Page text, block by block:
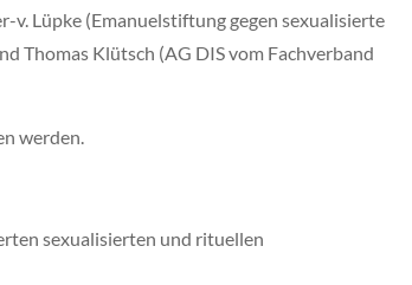
v. Lüpke (Emanuelstiftung gegen sexualisierte
Thomas Klütsch (AG DIS vom Fachverband
werden.
sexualisierten und rituellen